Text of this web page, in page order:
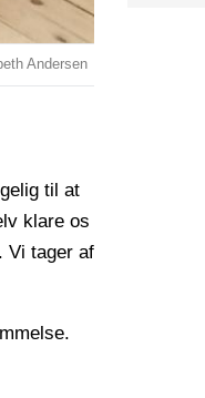
Andersen
til at
klare os
Vi tager af